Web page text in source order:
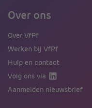
Over ons
Over VfPf
Werken bij VfPf
Hulp en contact
Volg ons via
Aanmelden nieuwsbrief